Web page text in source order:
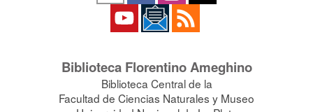
Biblioteca Florentino Ameghino
Biblioteca Central de la
Facultad de Ciencias Naturales y Museo